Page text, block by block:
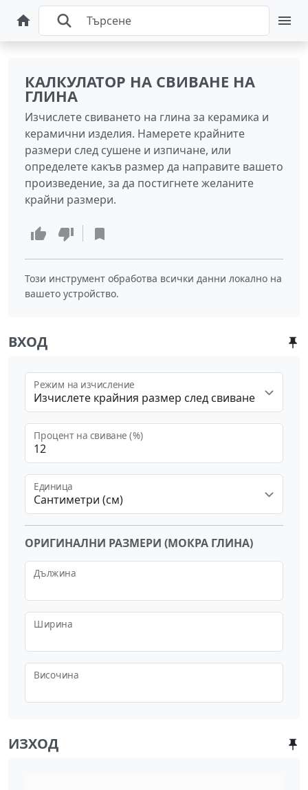
КАЛКУЛАТОР НА СВИВАНЕ НА
ГЛИНА
Изчислете свиването на глина за керамика и
керамични изделия. Намерете крайните
размери след сушене и изпичане, или
определете какъв размер да направите вашето
произведение, за да постигнете желаните
крайни размери.
Този инструмент обработва всички данни локално на
вашето устройство.
ВХОД
Изчислете крайния размер след свиване
Режим на изчисление
Процент на свиване (%)
Сантиметри (см)
Единица
ОРИГИНАЛНИ РАЗМЕРИ (МОКРА ГЛИНА)
Дължина
Ширина
Височина
ИЗХОД